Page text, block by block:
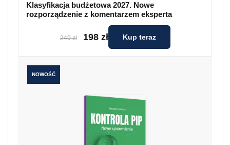
Klasyfikacja budżetowa 2027. Nowe
rozporządzenie z komentarzem eksperta
249 zł 198 zł Kup teraz
NOWOŚĆ